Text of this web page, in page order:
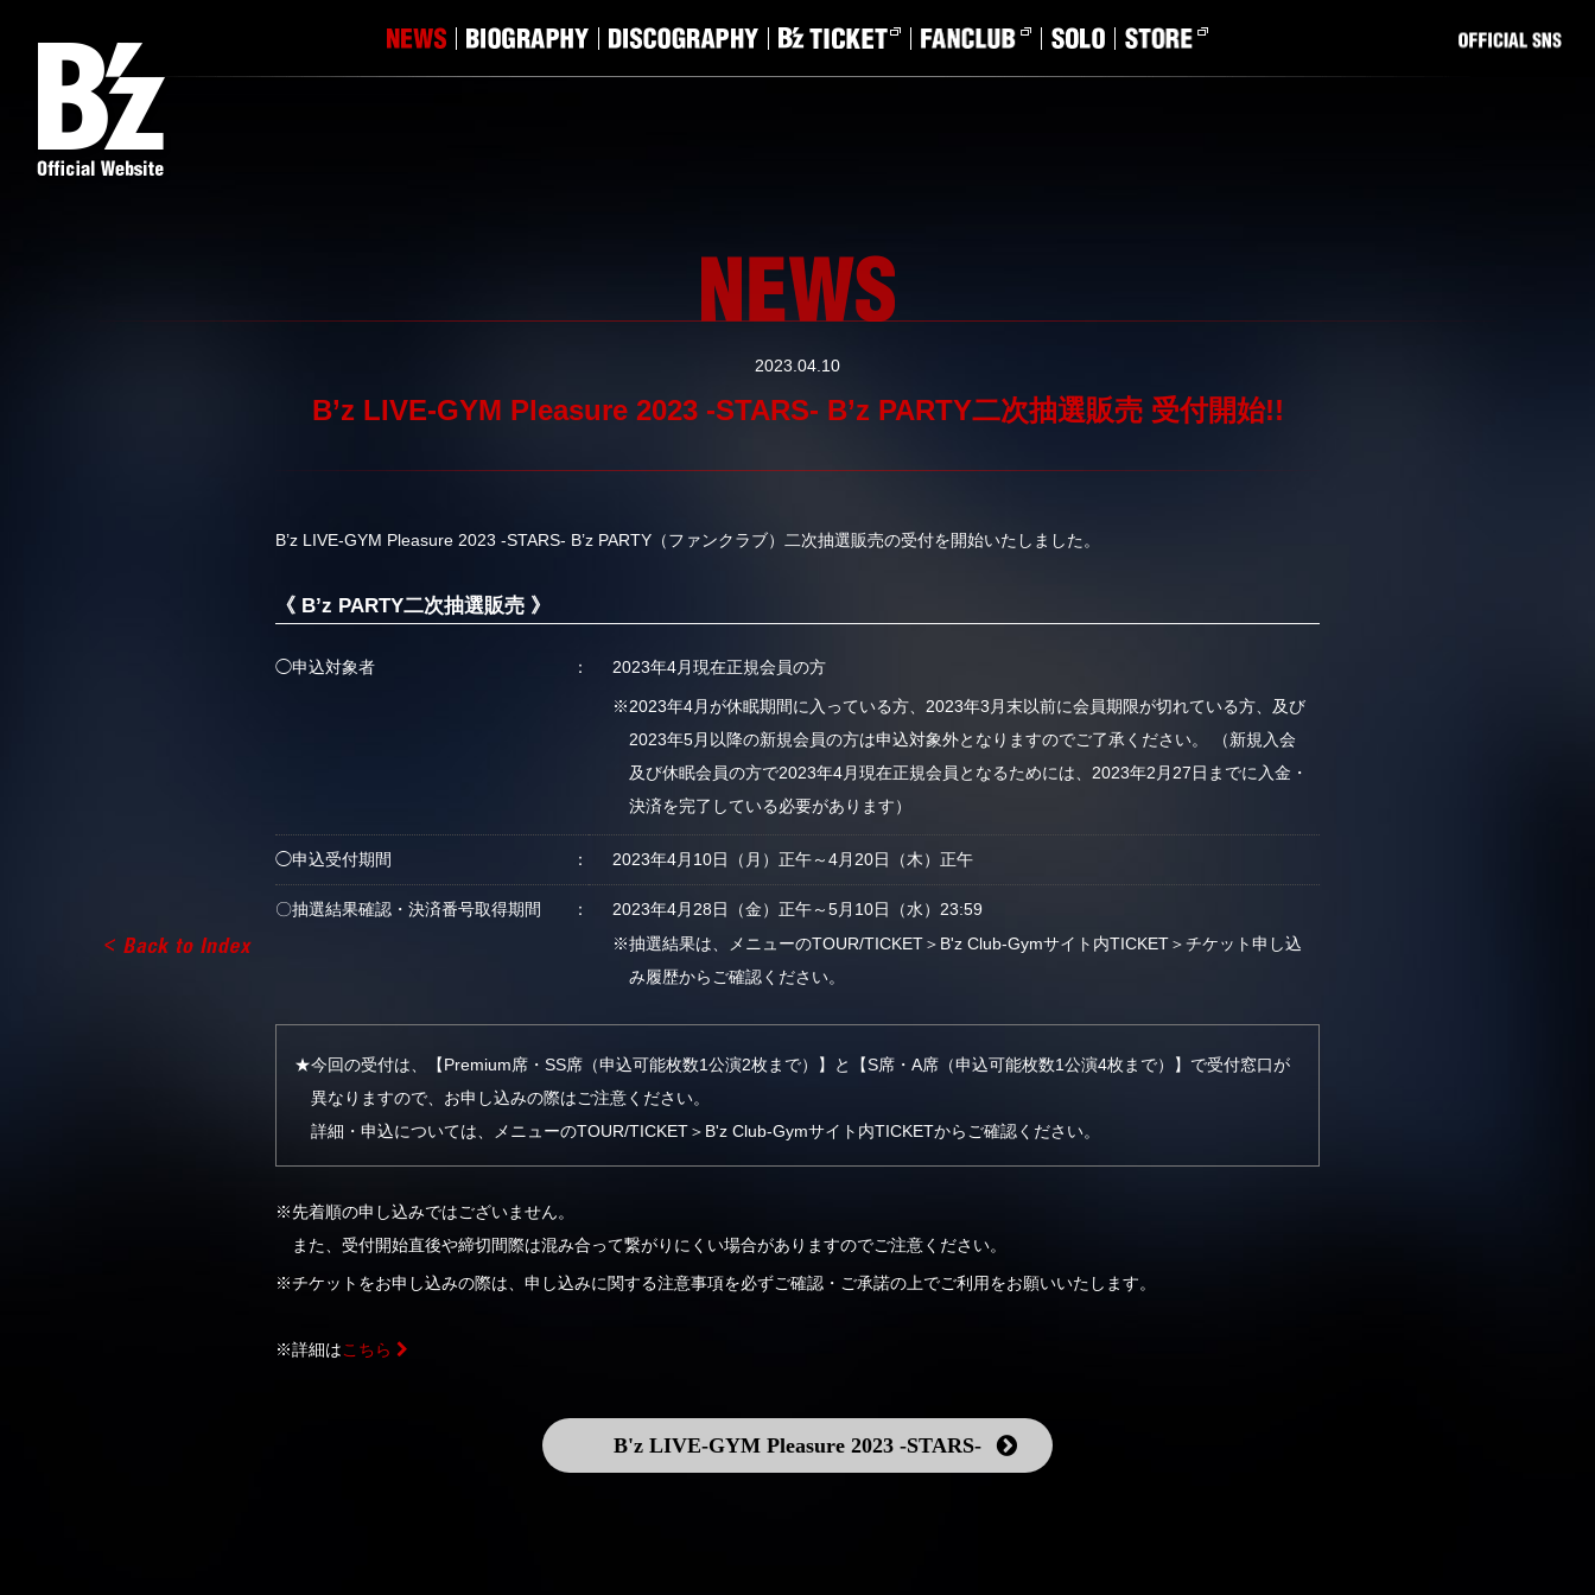
2023.04.10
B’z LIVE-GYM Pleasure 2023 -STARS- B’z PARTY二次抽選販売 受付開始!!
B’z LIVE-GYM Pleasure 2023 -STARS- B’z PARTY（ファンクラブ）二次抽選販売の受付を開始いたしました。
《 B’z PARTY二次抽選販売 》
◯申込対象者 2023年4月現在正規会員の方
※2023年4月が休眠期間に入っている方、2023年3月末以前に会員期限が切れている方、及び
2023年5月以降の新規会員の方は申込対象外となりますのでご了承ください。 （新規入会
及び休眠会員の方で2023年4月現在正規会員となるためには、2023年2月27日までに入金・
決済を完了している必要があります）
◯申込受付期間 2023年4月10日（月）正午～4月20日（木）正午
〇抽選結果確認・決済番号取得期間
2023年4月28日（金）正午～5月10日（水）23:59
※抽選結果は、メニューのTOUR/TICKET＞B'z Club-Gymサイト内TICKET＞チケット申し込
み履歴からご確認ください。
★今回の受付は、【Premium席・SS席（申込可能枚数1公演2枚まで）】と【S席・A席（申込可能枚数1公演4枚まで）】で受付窓口が
異なりますので、お申し込みの際はご注意ください。
詳細・申込については、メニューのTOUR/TICKET＞B'z Club-Gymサイト内TICKETからご確認ください。
※先着順の申し込みではございません。
また、受付開始直後や締切間際は混み合って繋がりにくい場合がありますのでご注意ください。
※チケットをお申し込みの際は、申し込みに関する注意事項を必ずご確認・ご承諾の上でご利用をお願いいたします。
※詳細はこちら
B'z LIVE-GYM Pleasure 2023 -STARS-